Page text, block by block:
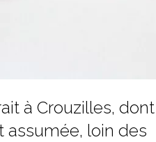
à Crouzilles, dont
assumée, loin des